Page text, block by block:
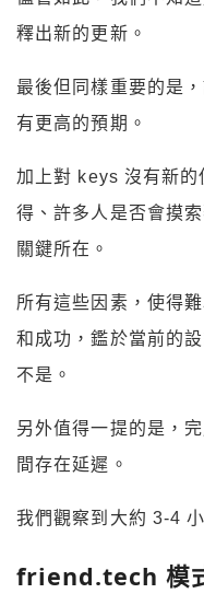
釋出新的更新。
最後但同樣重要的是
有更高的預期。
加上對 keys 沒有新的
得、許多人是否會摸
關鍵所在。
所有這些因素，使得
和成功，鑑於當前的
不是。
另外值得一提的是，
間存在延遲。
我們觀察到大約 3-4
friend.tech 模